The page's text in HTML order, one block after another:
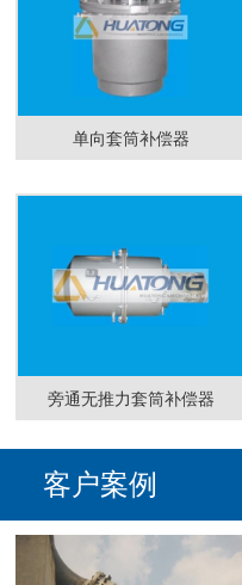
单向套筒补偿器
旁通无推力套筒补偿器
客户案例